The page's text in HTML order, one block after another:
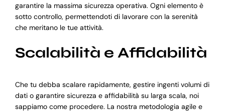
garantire la massima sicurezza operativa. Ogni elemento è
sotto controllo, permettendoti di lavorare con la serenità
che meritano le tue attività.
Scalabilità e Affidabilità
Che tu debba scalare rapidamente, gestire ingenti volumi di
dati o garantire sicurezza e affidabilità su larga scala, noi
sappiamo come procedere. La nostra metodologia agile e